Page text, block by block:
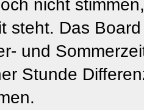
nicht
steht. Das
und
Stunde